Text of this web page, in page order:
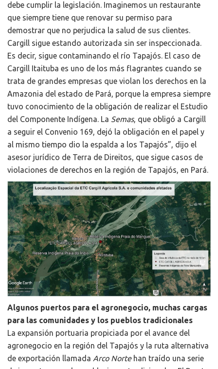
debe cumplir la legislación. Imaginemos un restaurante
que siempre tiene que renovar su permiso para
demostrar que no perjudica la salud de sus clientes.
Cargill sigue estando autorizada sin ser inspeccionada.
Es decir, sigue contaminando el río Tapajós. El caso de
Cargill Itaituba es uno de los más flagrantes cuando se
trata de grandes empresas que violan los derechos en la
Amazonia del estado de Pará, porque la empresa siempre
tuvo conocimiento de la obligación de realizar el Estudio
del Componente Indígena. La Semas, que obligó a Cargill
a seguir el Convenio 169, dejó la obligación en el papel y
al mismo tiempo dio la espalda a los Tapajós”, dijo el
asesor jurídico de Terra de Direitos, que sigue casos de
violaciones de derechos en la región de Tapajós, en Pará.
Algunos puertos para el agronegocio, muchas cargas
para las comunidades y los pueblos tradicionales
La expansión portuaria propiciada por el avance del
agronegocio en la región del Tapajós y la ruta alternativa
de exportación llamada Arco Nortehan traído una serie